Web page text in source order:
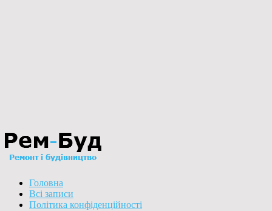
Головна
Всі записи
Політика конфіденційності